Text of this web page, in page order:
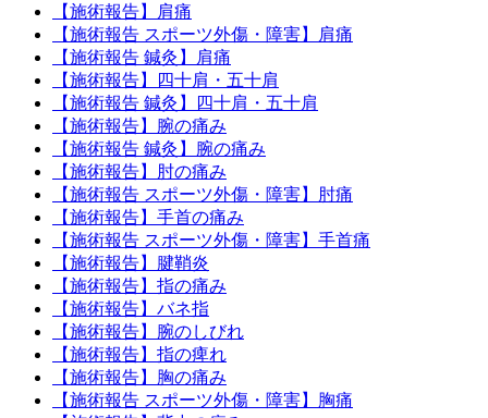
【施術報告】肩痛
【施術報告 スポーツ外傷・障害】肩痛
【施術報告 鍼灸】肩痛
【施術報告】四十肩・五十肩
【施術報告 鍼灸】四十肩・五十肩
【施術報告】腕の痛み
【施術報告 鍼灸】腕の痛み
【施術報告】肘の痛み
【施術報告 スポーツ外傷・障害】肘痛
【施術報告】手首の痛み
【施術報告 スポーツ外傷・障害】手首痛
【施術報告】腱鞘炎
【施術報告】指の痛み
【施術報告】バネ指
【施術報告】腕のしびれ
【施術報告】指の痺れ
【施術報告】胸の痛み
【施術報告 スポーツ外傷・障害】胸痛